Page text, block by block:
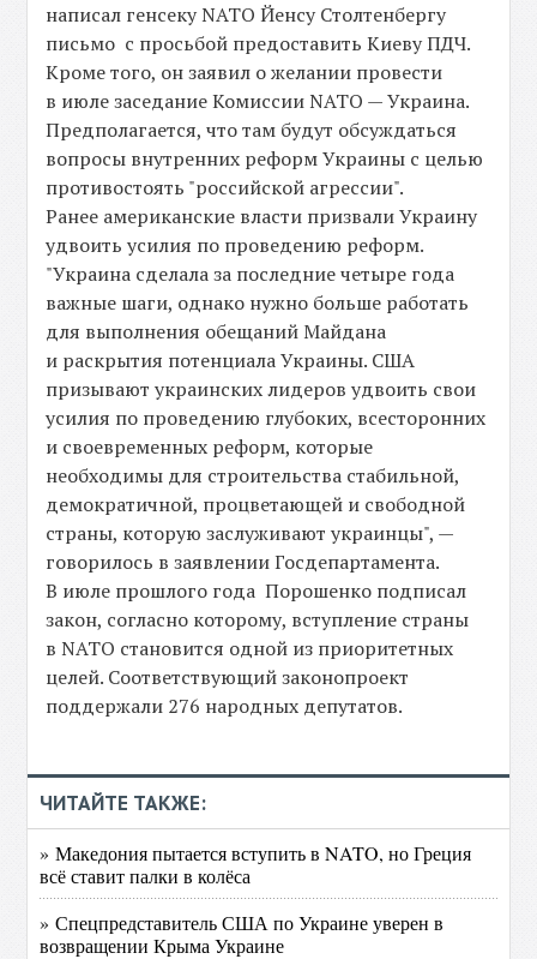
написал генсеку NATO Йенсу Столтенбергу
письмо с просьбой предоставить Киеву ПДЧ.
Кроме того, он заявил о желании провести
в июле заседание Комиссии NATO — Украина.
Предполагается, что там будут обсуждаться
вопросы внутренних реформ Украины с целью
противостоять "российской агрессии".
Ранее американские власти призвали Украину
удвоить усилия по проведению реформ.
"Украина сделала за последние четыре года
важные шаги, однако нужно больше работать
для выполнения обещаний Майдана
и раскрытия потенциала Украины. США
призывают украинских лидеров удвоить свои
усилия по проведению глубоких, всесторонних
и своевременных реформ, которые
необходимы для строительства стабильной,
демократичной, процветающей и свободной
страны, которую заслуживают украинцы", —
говорилось в заявлении Госдепартамента.
В июле прошлого года Порошенко подписал
закон, согласно которому, вступление страны
в NATO становится одной из приоритетных
целей. Соответствующий законопроект
поддержали 276 народных депутатов.
ЧИТАЙТЕ ТАКЖЕ:
» Македония пытается вступить в NATO, но Греция
всё ставит палки в колёса
» Спецпредставитель США по Украине уверен в
возвращении Крыма Украине